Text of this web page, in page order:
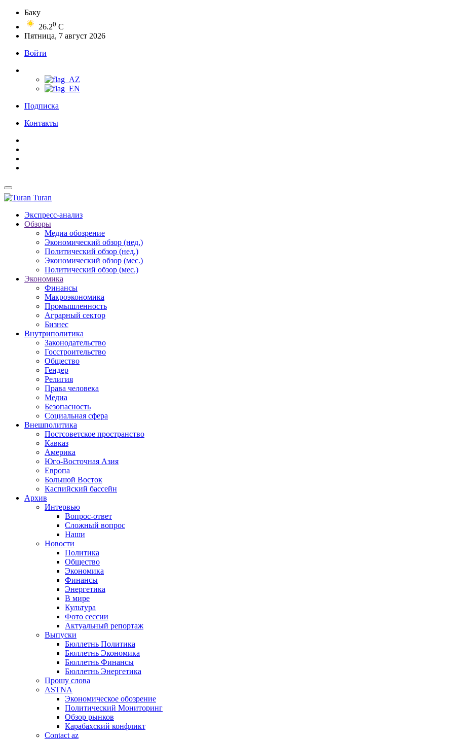
Баку
26.20 C
Пятница, 7 август 2026
Войти
Подписка
Контакты
Turan
Экспресс-анализ
Обзоры
Медиа обозрение
Экономический обзор (нед.)
Политический обзор (нед.)
Экономический обзор (мес.)
Политический обзор (мес.)
Экономика
Финансы
Макроэкономика
Промышленность
Аграрный сектор
Бизнес
Внутриполитика
Законодательство
Госстроительство
Общество
Гендер
Религия
Права человека
Медиа
Безопасность
Социальная сфера
Внешполитика
Постсоветское пространство
Кавказ
Америка
Юго-Восточная Азия
Европа
Большой Восток
Каспийский бассейн
Архив
Интервью
Вопрос-ответ
Сложный вопрос
Наши
Новости
Политика
Общество
Экономика
Финансы
Энергетика
В мире
Культура
Фото сессии
Актуальный репортаж
Выпуски
Бюллетнь Политика
Бюллетнь Экономика
Бюллетнь Финансы
Бюллетнь Энергетика
Прошу слова
ASTNA
Экономическое обозрение
Политический Мониторинг
Обзор рынков
Карабахский конфликт
Contact az